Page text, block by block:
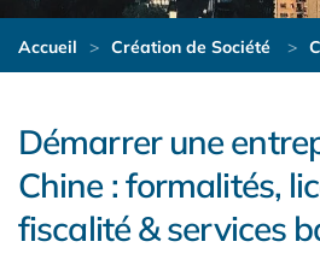
Accueil Création de Société
Démarrer une
Chine : formalités,
fiscalité & services